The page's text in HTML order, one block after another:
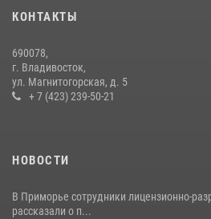
Во Владивостоке во дворе жилого дома
вневедомственной охраны обнаружили
29 июля 2026, 01:17
КОНТАКТЫ
690078,
г. Владивосток,
ул. Магнитогорская, д. 5
+ 7 (423) 239-50-21
НОВОСТИ
В Приморье сотрудники лицензионно-
рассказали о п...